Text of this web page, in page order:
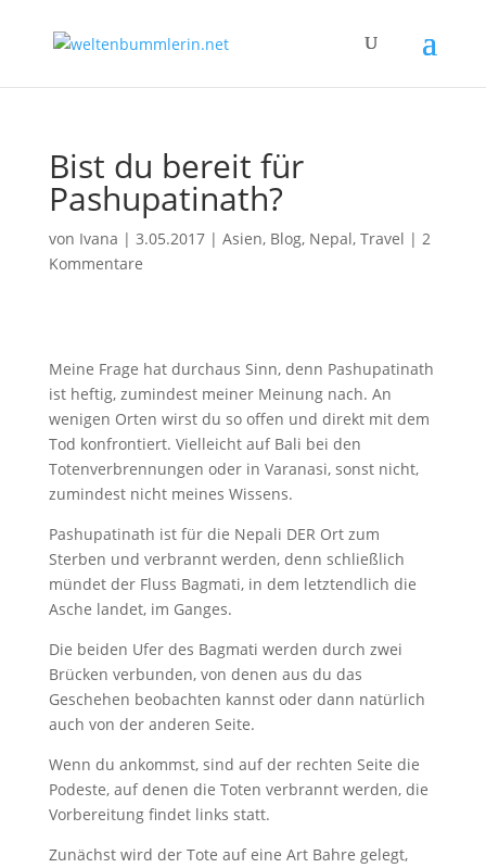
Bist du bereit für
Pashupatinath?
von Ivana | 3.05.2017| Asien, Blog, Nepal, Travel | 2
Kommentare
Meine Frage hat durchaus Sinn, denn Pashupatinath
ist heftig, zumindest meiner Meinung nach. An
wenigen Orten wirst du so offen und direkt mit dem
Tod konfrontiert. Vielleicht auf Bali bei den
Totenverbrennungen oder in Varanasi, sonst nicht,
zumindest nicht meines Wissens.
Pashupatinath ist für die Nepali DER Ort zum
Sterben und verbrannt werden, denn schließlich
mündet der Fluss Bagmati, in dem letztendlich die
Asche landet, im Ganges.
Die beiden Ufer des Bagmati werden durch zwei
Brücken verbunden, von denen aus du das
Geschehen beobachten kannst oder dann natürlich
auch von der anderen Seite.
Wenn du ankommst, sind auf der rechten Seite die
Podeste, auf denen die Toten verbrannt werden, die
Vorbereitung findet links statt.
Zunächst wird der Tote auf eine Art Bahre gelegt,